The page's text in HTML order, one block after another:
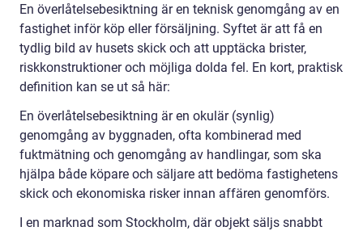
En överlåtelsebesiktning är en teknisk genomgång av en
fastighet inför köp eller försäljning. Syftet är att få en
tydlig bild av husets skick och att upptäcka brister,
riskkonstruktioner och möjliga dolda fel. En kort, praktisk
definition kan se ut så här:
En överlåtelsebesiktning är en okulär (synlig)
genomgång av byggnaden, ofta kombinerad med
fuktmätning och genomgång av handlingar, som ska
hjälpa både köpare och säljare att bedöma fastighetens
skick och ekonomiska risker innan affären genomförs.
I en marknad som Stockholm, där objekt säljs snabbt